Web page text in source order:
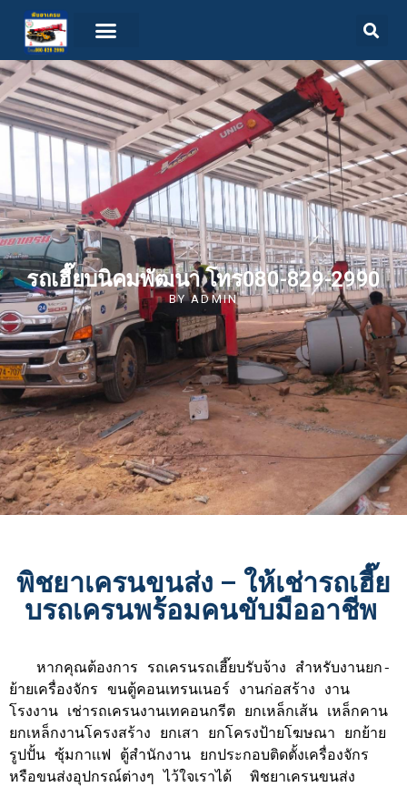
รถเฮี๊ยบนิคมพัฒนา โทร080-829-2990
BYADMIN
พิชยาเครนขนส่ง – ให้เช่ารถเฮี๊ย
บรถเครนพร้อมคนขับมืออาชีพ
ย้ายเครื่องจักร ขนตู้คอนเทรนเนอร์ งานก่อสร้าง งาน
โรงงาน เช่ารถเครนงานเทคอนกรีต ยกเหล็กเส้น เหล็กคาน
ยกเหล็กงานโครงสร้าง ยกเสา ยกโครงป้ายโฆษณา ยกย้าย
รูปปั้น ซุ้มกาเเฟ ตู้สำนักงาน ยกประกอบติดตั้งเครื่องจักร
หรือขนส่งอุปกรณ์ต่างๆ ไว้ใจเราได้  พิชยาเครนขนส่ง